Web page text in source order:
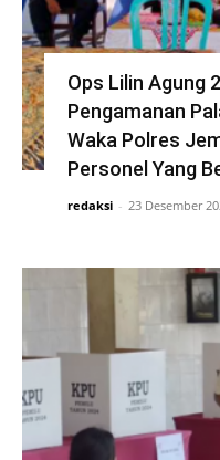
Ops Lilin Agung
Pengamanan
Waka Polres
Personel Yang
redaksi - 23 Desember